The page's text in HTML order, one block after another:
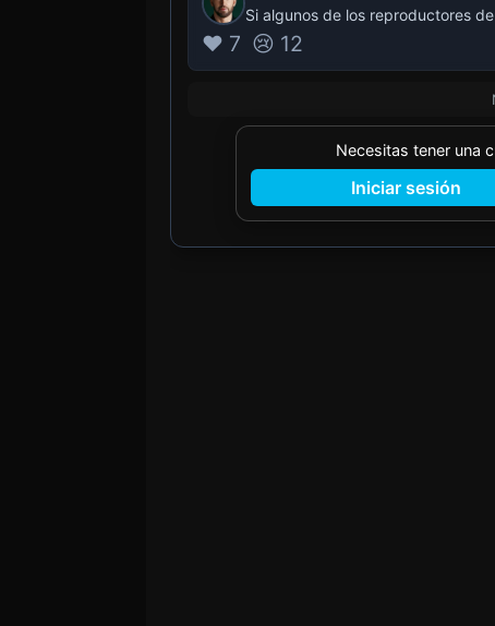
Si algunos de los reproductores
❤️ 7 😢 12
Necesitas tener una
Iniciar sesión